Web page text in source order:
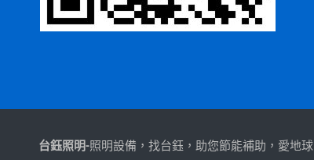
台鈺照明-照明設備，找台鈺，助您節能補助，愛地球